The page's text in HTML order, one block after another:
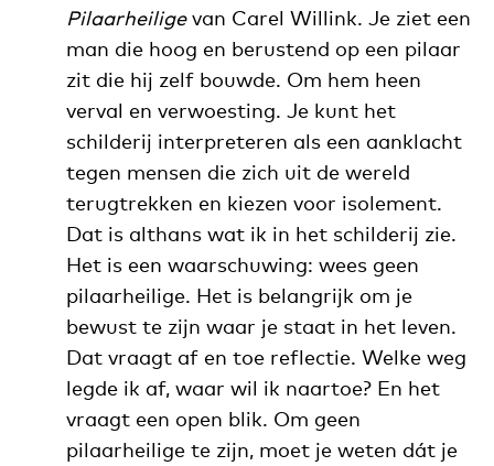
Pilaarheiligevan Carel Willink. Je ziet een
man die hoog en berustend op een pilaar
zit die hij zelf bouwde. Om hem heen
verval en verwoesting. Je kunt het
schilderij interpreteren als een aanklacht
tegen mensen die zich uit de wereld
terugtrekken en kiezen voor isolement.
Dat is althans wat ik in het schilderij zie.
Het is een waarschuwing: wees geen
pilaarheilige. Het is belangrijk om je
bewust te zijn waar je staat in het leven.
Dat vraagt af en toe reflectie. Welke weg
legde ik af, waar wil ik naartoe? En het
vraagt een open blik. Om geen
pilaarheilige te zijn, moet je weten dát je